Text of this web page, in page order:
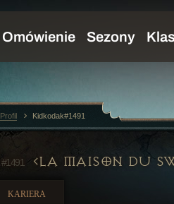
#1491 LA MAISON DU
KARIERA
Profil Kidkodak#1491